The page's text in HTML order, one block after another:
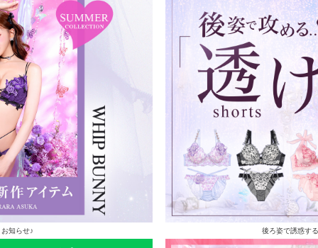
知らせ♪ 後ろ姿で誘惑す